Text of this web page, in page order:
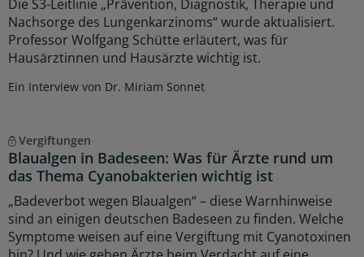
Die S3-Leitlinie „Prävention, Diagnostik, Therapie und
Nachsorge des Lungenkarzinoms“ wurde aktualisiert.
Professor Wolfgang Schütte erläutert, was für
Hausärztinnen und Hausärzte wichtig ist.
Ein Interview von Dr. Miriam Sonnet
Vergiftungen
Blaualgen in Badeseen: Was für Ärzte rund um
das Thema Cyanobakterien wichtig ist
„Badeverbot wegen Blaualgen“ – diese Warnhinweise
sind an einigen deutschen Badeseen zu finden. Welche
Symptome weisen auf eine Vergiftung mit Cyanotoxinen